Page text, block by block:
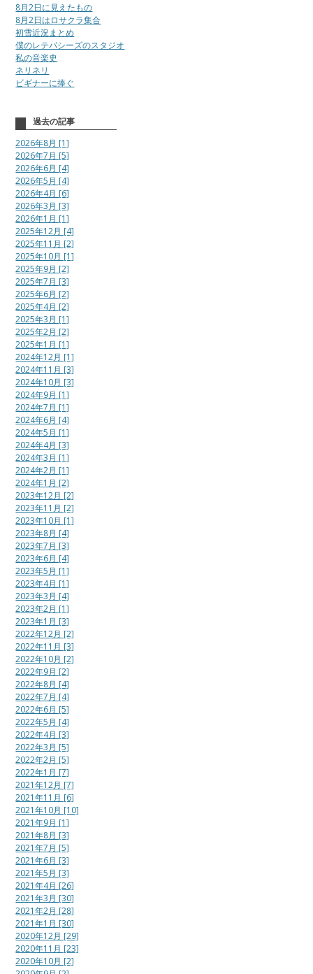
8月2日に見えたもの
8月2日はロサクラ集合
初雪近況まとめ
僕のレテパシーズのスタジオ
私の音楽史
ネリネリ
ビギナーに捧ぐ
過去の記事
2026年8月 [1]
2026年7月 [5]
2026年6月 [4]
2026年5月 [4]
2026年4月 [6]
2026年3月 [3]
2026年1月 [1]
2025年12月 [4]
2025年11月 [2]
2025年10月 [1]
2025年9月 [2]
2025年7月 [3]
2025年6月 [2]
2025年4月 [2]
2025年3月 [1]
2025年2月 [2]
2025年1月 [1]
2024年12月 [1]
2024年11月 [3]
2024年10月 [3]
2024年9月 [1]
2024年7月 [1]
2024年6月 [4]
2024年5月 [1]
2024年4月 [3]
2024年3月 [1]
2024年2月 [1]
2024年1月 [2]
2023年12月 [2]
2023年11月 [2]
2023年10月 [1]
2023年8月 [4]
2023年7月 [3]
2023年6月 [4]
2023年5月 [1]
2023年4月 [1]
2023年3月 [4]
2023年2月 [1]
2023年1月 [3]
2022年12月 [2]
2022年11月 [3]
2022年10月 [2]
2022年9月 [2]
2022年8月 [4]
2022年7月 [4]
2022年6月 [5]
2022年5月 [4]
2022年4月 [3]
2022年3月 [5]
2022年2月 [5]
2022年1月 [7]
2021年12月 [7]
2021年11月 [6]
2021年10月 [10]
2021年9月 [1]
2021年8月 [3]
2021年7月 [5]
2021年6月 [3]
2021年5月 [3]
2021年4月 [26]
2021年3月 [30]
2021年2月 [28]
2021年1月 [30]
2020年12月 [29]
2020年11月 [23]
2020年10月 [2]